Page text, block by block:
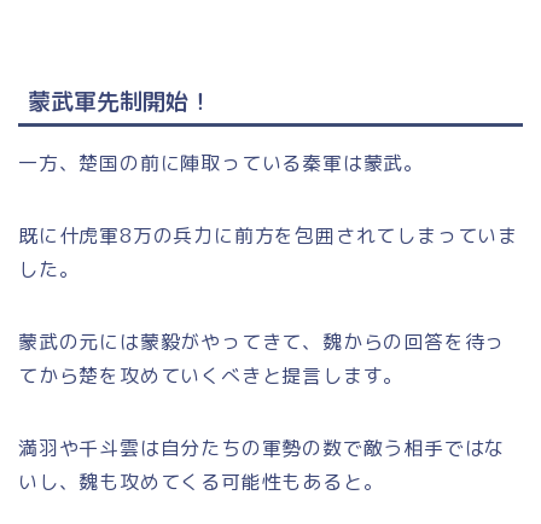
蒙武軍先制開始！
一方、楚国の前に陣取っている秦軍は蒙武。
既に什虎軍8万の兵力に前方を包囲されてしまっていま
した。
蒙武の元には蒙毅がやってきて、魏からの回答を待っ
てから楚を攻めていくべきと提言します。
満羽や千斗雲は自分たちの軍勢の数で敵う相手ではな
いし、魏も攻めてくる可能性もあると。